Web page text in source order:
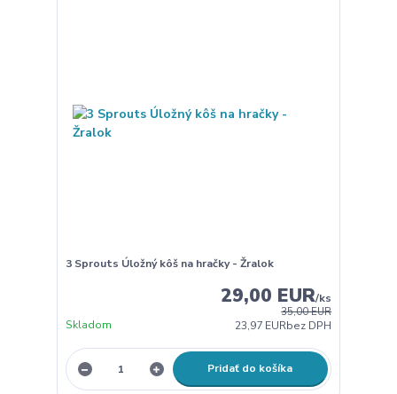
3 Sprouts Úložný kôš na hračky - Žralok
35,00 EUR
29,00 EUR/ks
23,97 EURbez DPH
Skladom
Pridať do košíka